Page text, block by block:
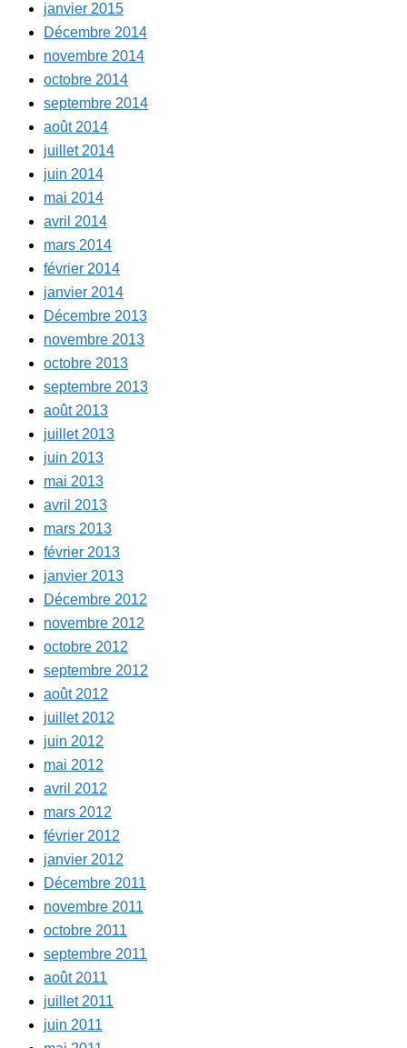
janvier 2015
Décembre 2014
novembre 2014
octobre 2014
septembre 2014
août 2014
juillet 2014
juin 2014
mai 2014
avril 2014
mars 2014
février 2014
janvier 2014
Décembre 2013
novembre 2013
octobre 2013
septembre 2013
août 2013
juillet 2013
juin 2013
mai 2013
avril 2013
mars 2013
février 2013
janvier 2013
Décembre 2012
novembre 2012
octobre 2012
septembre 2012
août 2012
juillet 2012
juin 2012
mai 2012
avril 2012
mars 2012
février 2012
janvier 2012
Décembre 2011
novembre 2011
octobre 2011
septembre 2011
août 2011
juillet 2011
juin 2011